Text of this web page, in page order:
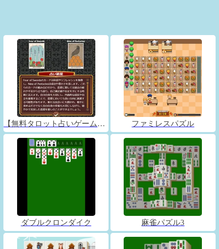
【無料タロット占いゲーム】フォーチュンコネクト ファミレスパズル
ダブルクロンダイク 麻雀パズル3